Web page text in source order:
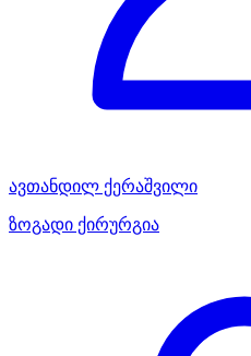
ავთანდილ ქერაშვილი
ზოგადი ქირურგია